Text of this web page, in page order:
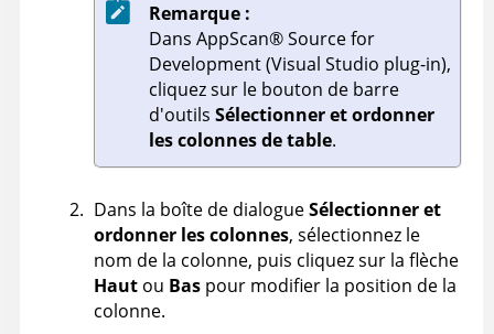
Remarque :
Dans AppScan®Source for
Development (Visual Studio plug-in),
cliquez sur le bouton de barre
d'outils Sélectionner et ordonner
les colonnes de table.
Dans la boîte de dialogueSélectionner et
ordonner les colonnes, sélectionnez le
nom de la colonne, puis cliquez sur la flèche
Haut ou Bas pour modifier la position de la
colonne.